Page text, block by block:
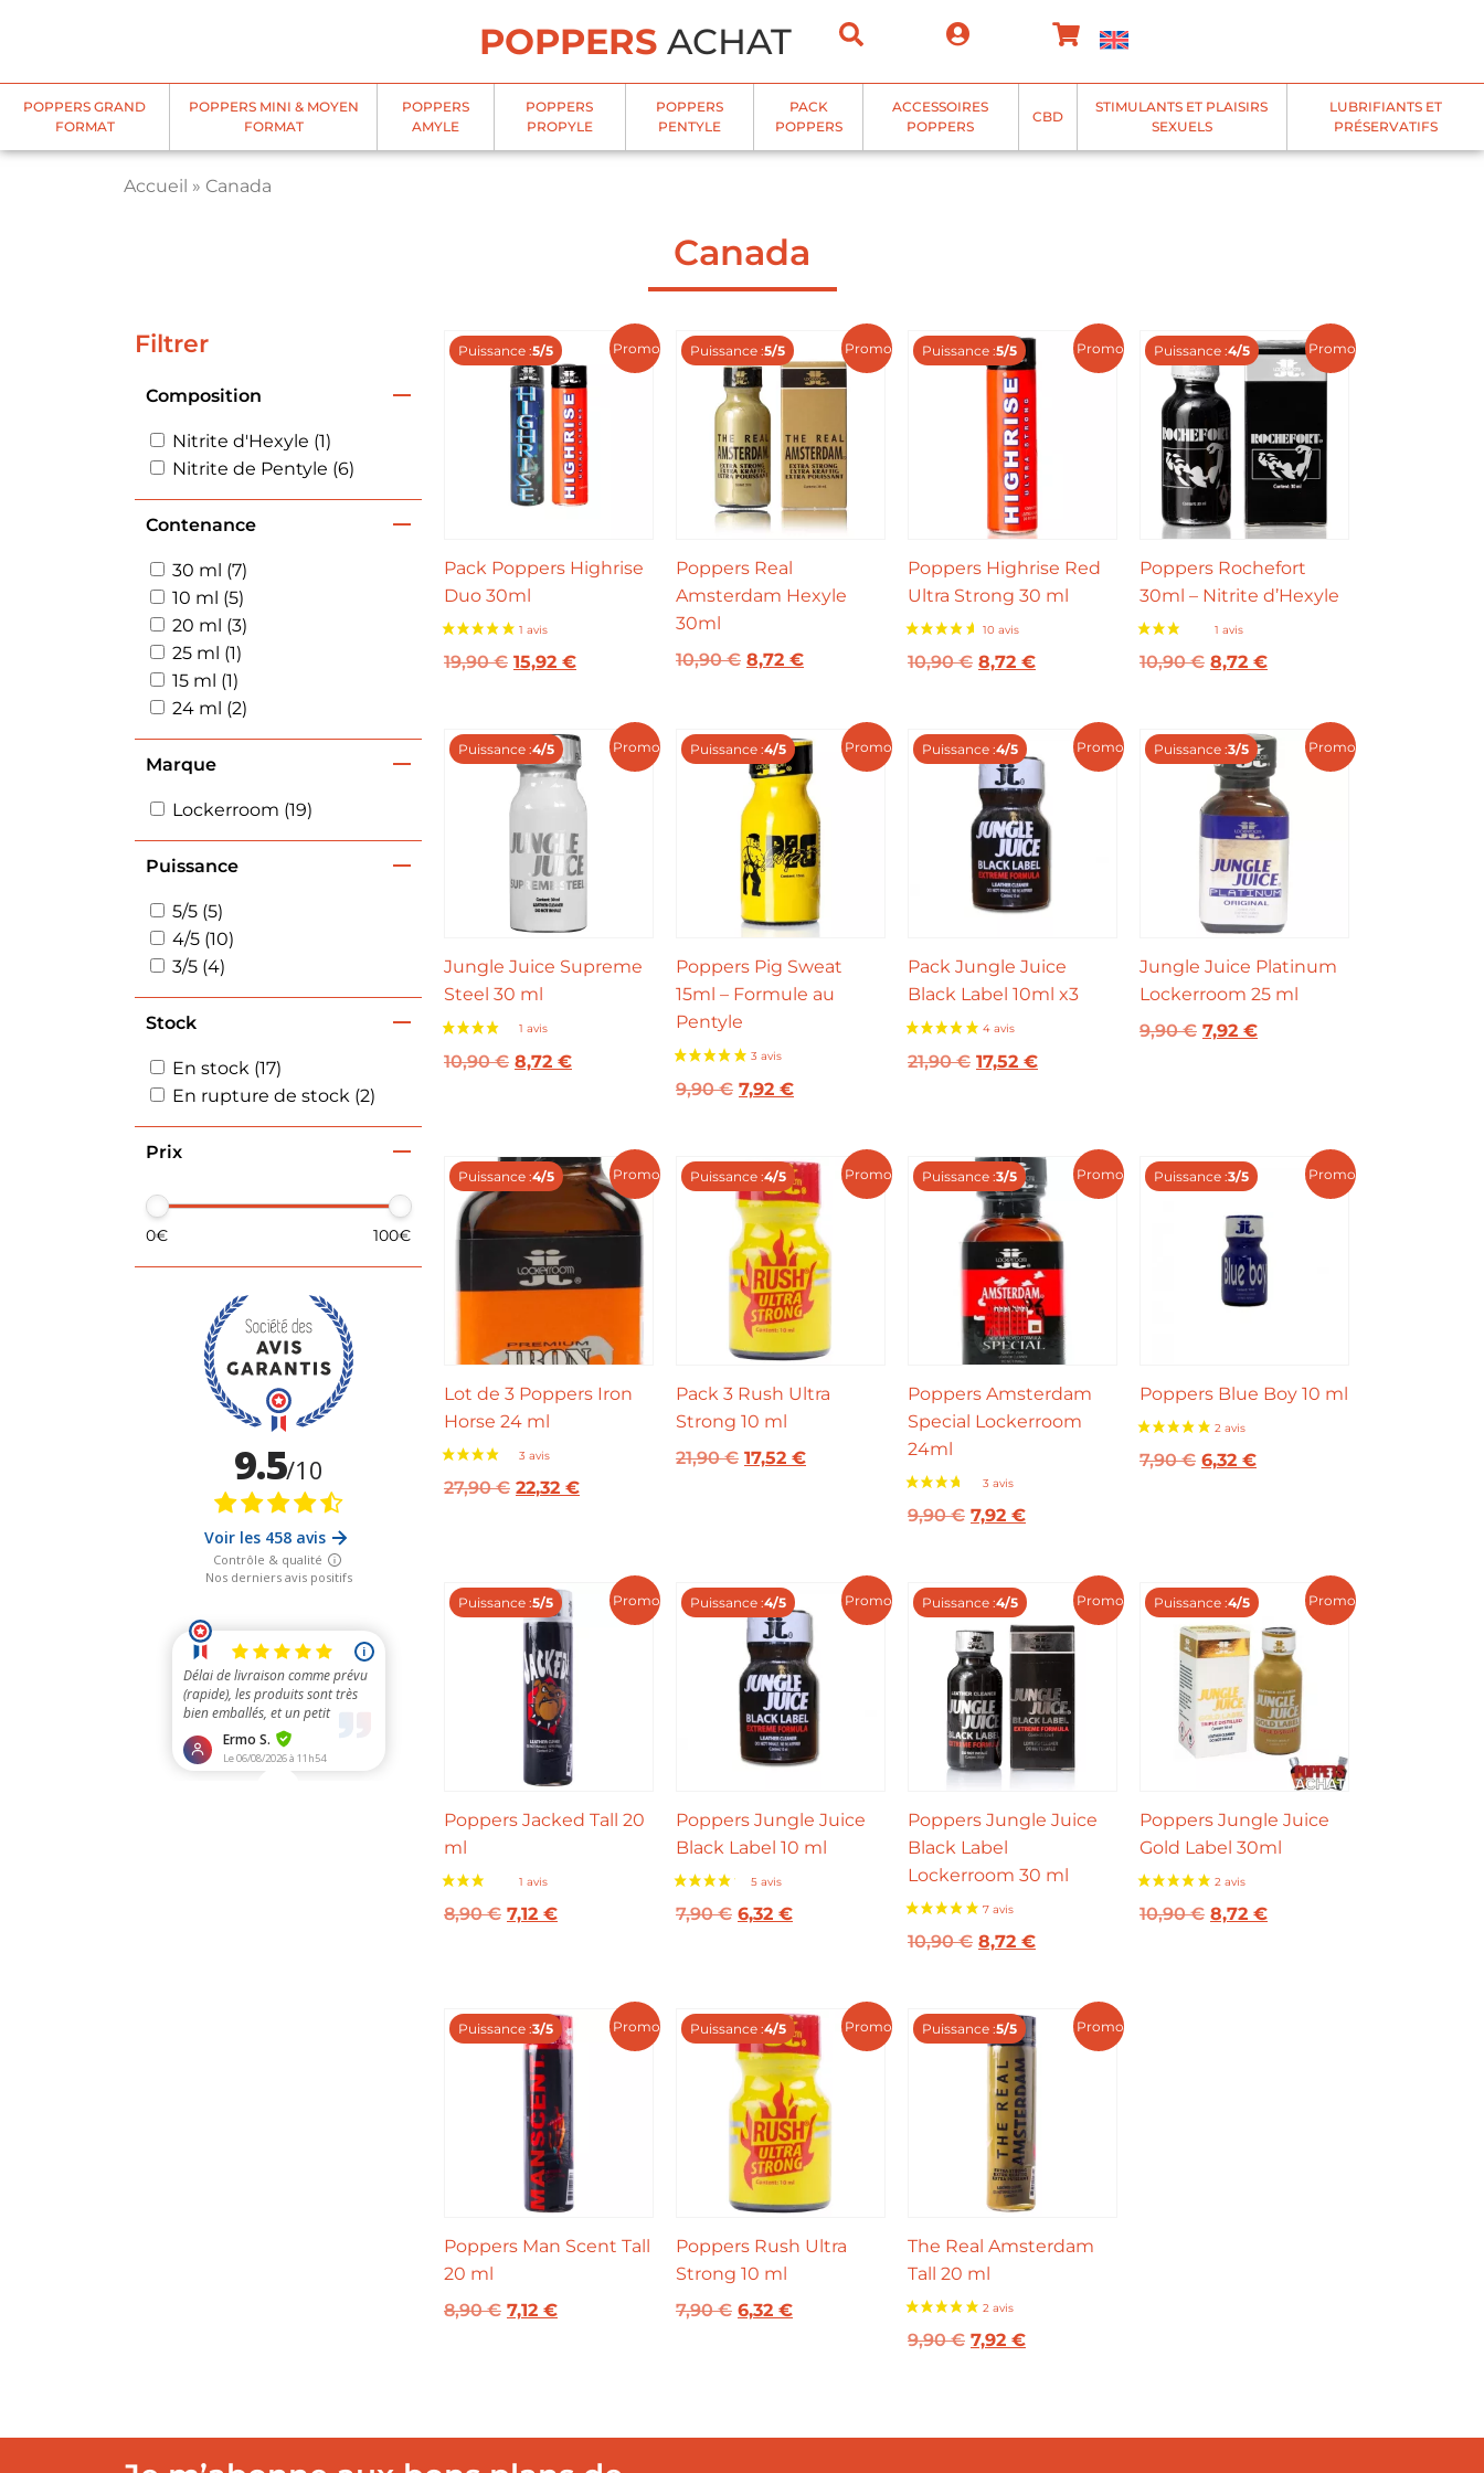
POPPERSACHAT
POPPERS GRAND
FORMAT
POPPERS MINI & MOYEN
FORMAT
POPPERS
AMYLE
POPPERS
PROPYLE
POPPERS
PENTYLE
PACK
POPPERS
ACCESSOIRES
POPPERS
CBD
STIMULANTS ET PLAISIRS
SEXUELS
LUBRIFIANTS ET
PRÉSERVATIFS
Accueil » Canada
Canada
Filtrer
Composition
Nitrite d'Hexyle (1)
Nitrite de Pentyle (6)
Contenance
30 ml (7)
10 ml (5)
20 ml (3)
25 ml (1)
15 ml (1)
24 ml (2)
Marque
Lockerroom (19)
Puissance
5/5 (5)
4/5 (10)
3/5 (4)
Stock
En stock (17)
En rupture de stock (2)
Prix
0€ 100€
Promo !
Puissance :5/5
Pack Poppers Highrise
Duo 30ml
19,90€ 15,92 €
Promo !
Puissance :5/5
Poppers Real
Amsterdam Hexyle
30ml
10,90€ 8,72 €
Promo !
Puissance :5/5
Poppers Highrise Red
Ultra Strong 30 ml
10,90€ 8,72 €
Promo !
Puissance :4/5
Poppers Rochefort
30ml – Nitrite d’Hexyle
10,90€ 8,72 €
Promo !
Puissance :4/5
Jungle Juice Supreme
Steel 30 ml
10,90€ 8,72 €
Promo !
Puissance :4/5
Poppers Pig Sweat
15ml – Formule au
Pentyle
3 avis
9,90€ 7,92 €
Promo !
Puissance :4/5
Pack Jungle Juice
Black Label 10ml x3
21,90€ 17,52 €
Promo !
Puissance :3/5
Jungle Juice Platinum
Lockerroom 25 ml
9,90€ 7,92 €
Promo !
Puissance :4/5
Lot de 3 Poppers Iron
Horse 24 ml
27,90€ 22,32 €
Promo !
Puissance :4/5
Pack 3 Rush Ultra
Strong 10 ml
21,90€ 17,52 €
Promo !
Puissance :3/5
Poppers Amsterdam
Special Lockerroom
24ml
9,90€ 7,92 €
Promo !
Puissance :3/5
Poppers Blue Boy 10 ml
7,90€ 6,32 €
Promo !
Puissance :5/5
Poppers Jacked Tall 20
ml
8,90€ 7,12 €
Promo !
Puissance :4/5
Poppers Jungle Juice
Black Label 10 ml
7,90€ 6,32 €
Promo !
Puissance :4/5
Poppers Jungle Juice
Black Label
Lockerroom 30 ml
10,90€ 8,72 €
Promo !
Puissance :4/5
Poppers Jungle Juice
Gold Label 30ml
10,90€ 8,72 €
Promo !
Puissance :3/5
Poppers Man Scent Tall
20 ml
8,90€ 7,12 €
Promo !
Puissance :4/5
Poppers Rush Ultra
Strong 10 ml
7,90€ 6,32 €
Promo !
Puissance :5/5
The Real Amsterdam
Tall 20 ml
9,90€ 7,92 €